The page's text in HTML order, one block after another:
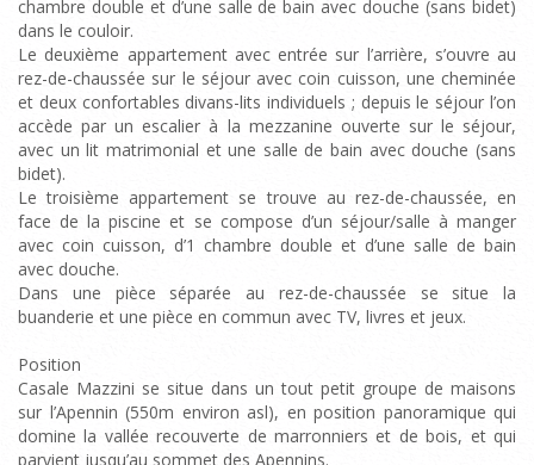
chambre double et d’une salle de bain avec douche (sans bidet)
dans le couloir.
Le deuxième appartement avec entrée sur l’arrière, s’ouvre au
rez-de-chaussée sur le séjour avec coin cuisson, une cheminée
et deux confortables divans-lits individuels ; depuis le séjour l’on
accède par un escalier à la mezzanine ouverte sur le séjour,
avec un lit matrimonial et une salle de bain avec douche (sans
bidet).
Le troisième appartement se trouve au rez-de-chaussée, en
face de la piscine et se compose d’un séjour/salle à manger
avec coin cuisson, d’1 chambre double et d’une salle de bain
avec douche.
Dans une pièce séparée au rez-de-chaussée se situe la
buanderie et une pièce en commun avec TV, livres et jeux.
Position
Casale Mazzini se situe dans un tout petit groupe de maisons
sur l’Apennin (550m environ asl), en position panoramique qui
domine la vallée recouverte de marronniers et de bois, et qui
parvient jusqu’au sommet des Apennins.